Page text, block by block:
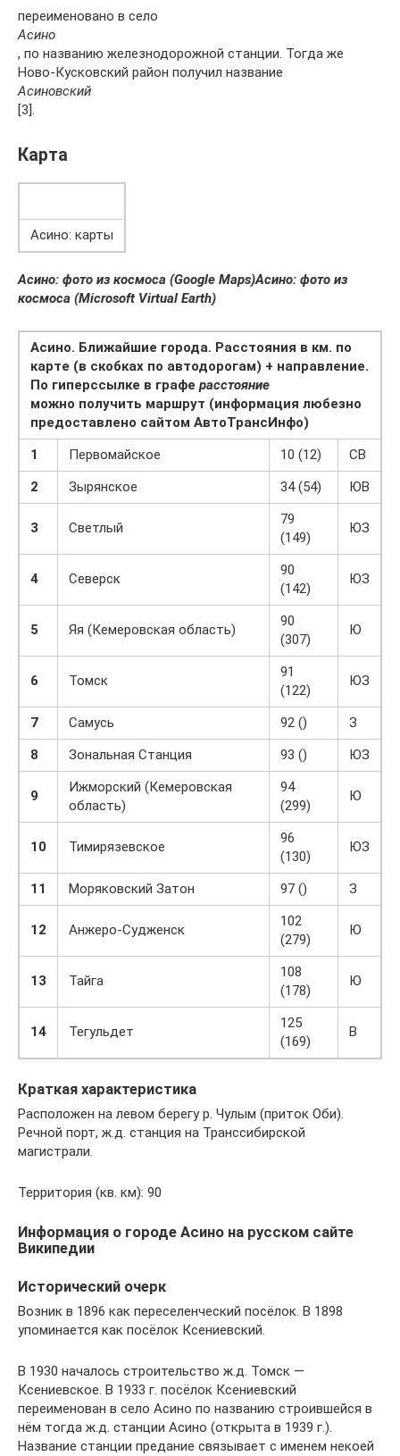
переименовано в село
Асино
, по названию железнодорожной станции. Тогда же
Ново-Кусковский район получил название
Асиновский
[3].
Карта
Асино: карты
Асино: фото из космоса (Google Maps)Асино: фото из
космоса (Microsoft Virtual Earth)
Асино. Ближайшие города. Расстояния в км. по
карте (в скобках по автодорогам) + направление.
По гиперссылке в графе расстояние
можно получить маршрут (информация любезно
предоставлено сайтом АвтоТрансИнфо)
1
Первомайское 10 (12)
СВ
2
Зырянское 34 (54) ЮВ
3 Светлый
79
(149)
ЮЗ
4 Северск
90
(142)
ЮЗ
5 Яя (Кемеровская область)
90
(307)
Ю
6 Томск
91
(122)
ЮЗ
7 Самусь 92 ()
З
8
Зональная Станция 93 () ЮЗ
9
Ижморский (Кемеровская
область)
94
(299)
Ю
10 Тимирязевское
96
(130)
ЮЗ
11 Моряковский Затон 97 () З
12 Анжеро-Судженск
102
(279)
Ю
13 Тайга
108
(178)
Ю
14 Тегульдет
125
(169)
В
Краткая характеристика
Расположен на левом берегу р. Чулым (приток Оби).
Речной порт, ж.д. станция на Транссибирской
магистрали.
Территория (кв. км): 90
Информация о городе Асино на русском сайте
Википедии
Исторический очерк
Возник в 1896 как переселенческий посёлок. В 1898
упоминается как посёлок Ксениевский.
В 1930 началось строительство ж.д. Томск —
Ксениевское. В 1933 г. посёлок Ксениевский
переименован в село Асино по названию строившейся в
нём тогда ж.д. станции Асино (открыта в 1939 г.).
Название станции предание связывает с именем некоей